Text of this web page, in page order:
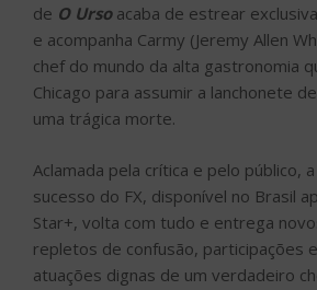
de O Ursoacaba de estrear
e acompanha Carmy (Jeremy Allen
chef do mundo da alta gastronomia
Chicago para assumir a lanchonete
uma trágica morte.
Aclamada pela crítica e pelo público,
sucesso do FX, disponível no Brasil
Star+, volta com tudo e entrega
repletos de confusão, participações
atuações dignas de um verdadeiro